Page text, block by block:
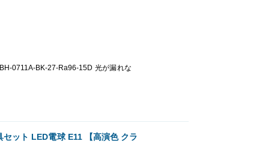
0711A-BK-27-Ra96-15D 光が漏れな
セット LED電球 E11 【高演色 クラ